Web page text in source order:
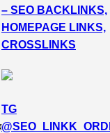
থানায় জিডি-
01300-550461
– SEO BACKLINKS,
HOMEPAGE LINKS,
CROSSLINKS
TG